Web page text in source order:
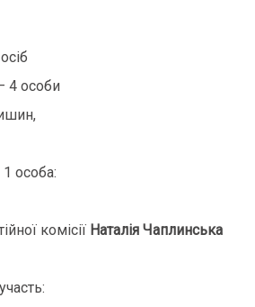
4 особи
1 особа:
комісії Наталія Чаплинська